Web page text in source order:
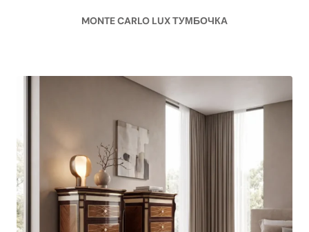
MONTE CARLO LUX ТУМБОЧКА